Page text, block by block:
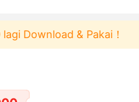
& Pakai！